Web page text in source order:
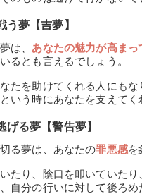
夢【吉夢】
は、 あなたの魅力が高まっ
るとも言えるでしょう。
たを助けてくれる人にも
いう時にあなたを支えてく
る夢【警告夢】
る夢は、あなたの罪悪感を
たり、陰口を叩いていた
自分の行いに対して後ろ